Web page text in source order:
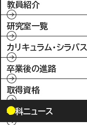
教員紹介
研究室一覧
カリキュラム・シラバス
卒業後の進路
取得資格
学科ニュース